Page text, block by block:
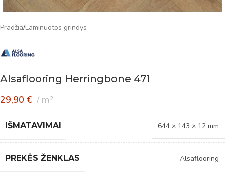
Pradžia/Laminuotos grindys
Alsaflooring Herringbone 471
29,90 € m²
IŠMATAVIMAI 644 × 143 × 12 mm
PREKĖS ŽENKLAS Alsaflooring